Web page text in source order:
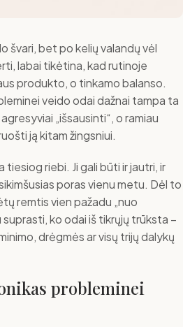
švari, bet po kelių valandų vėl
labai tikėtina, kad rutinoje
produkto, o tinkamo balanso.
veido odai dažnai tampa ta
„išsausinti“, o ramiau
ją kitam žingsniui.
riebi. Ji gali būti ir jautri, ir
poras vienu metu. Dėl to
remtis vien pažadu „nuo
ko odai iš tikrųjų trūksta –
drėgmės ar visų trijų dalykų
probleminei